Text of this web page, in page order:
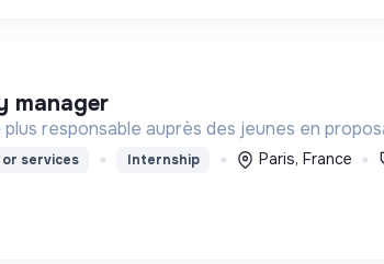
manager
responsable auprès des jeunes en
services Internship Paris, France